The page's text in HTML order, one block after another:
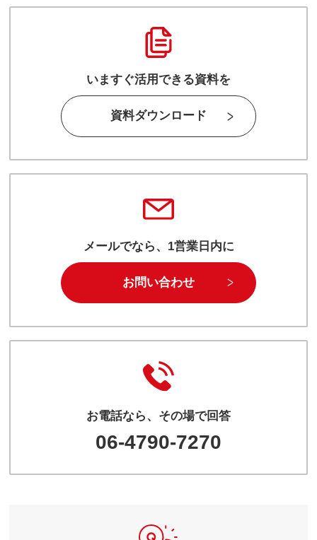
いますぐ活用できる資料を
資料ダウンロード
メールでなら、1営業日内に
お問い合わせ
お電話なら、その場で回答
06-4790-7270